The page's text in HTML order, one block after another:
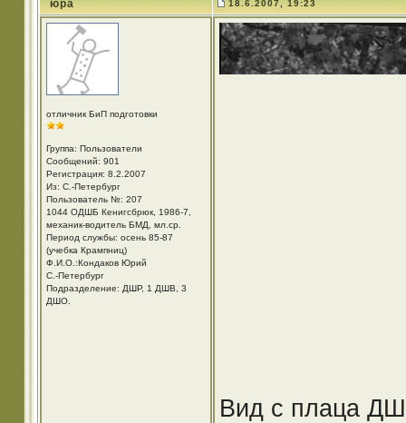
юра 18.6.2007, 19:23
отличник БиП подготовки
Группа: Пользователи
Сообщений: 901
Регистрация: 8.2.2007
Из: С.-Петербург
Пользователь №: 207
1044 ОДШБ Кенигсбрюк, 1986-7,
механик-водитель БМД, мл.ср.
Период службы: осень 85-87
(учебка Крампниц)
Ф.И.О.:Кондаков Юрий
С.-Петербург
Подразделение: ДШР, 1 ДШВ, 3
ДШО.
Вид с плаца